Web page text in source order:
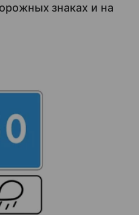
знаках и на